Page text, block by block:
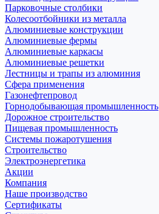
Парковочные столбики
Колесоотбойники из металла
Алюминиевые конструкции
Алюминиевые фермы
Алюминиевые каркасы
Алюминиевые решетки
Лестницы и трапы из алюминия
Сфера применения
Газонефтепровод
Горнодобывающая промышленность
Дорожное строительство
Пищевая промышленность
Системы пожаротушения
Строительство
Электроэнергетика
Акции
Компания
Наше производство
Сертификаты